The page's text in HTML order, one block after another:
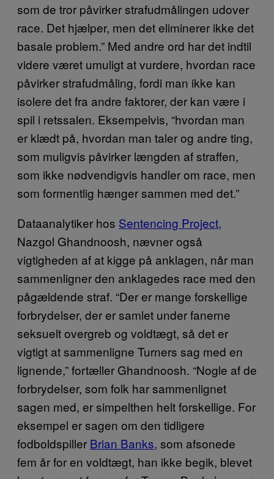
som de tror påvirker strafudmålingen udover
race. Det hjælper, men det eliminerer ikke det
basale problem.” Med andre ord har det indtil
videre været umuligt at vurdere, hvordan race
påvirker strafudmåling, fordi man ikke kan
isolere det fra andre faktorer, der kan være i
spil i retssalen. Eksempelvis, “hvordan man
er klædt på, hvordan man taler og andre ting,
som muligvis påvirker længden af straffen,
som ikke nødvendigvis handler om race, men
som formentlig hænger sammen med det.”
Dataanalytiker hos Sentencing Project,
Nazgol Ghandnoosh, nævner også
vigtigheden af at kigge på anklagen, når man
sammenligner den anklagedes race med den
pågældende straf. “Der er mange forskellige
forbrydelser, der er samlet under fanerne
seksuelt overgreb og voldtægt, så det er
vigtigt at sammenligne Turners sag med en
lignende,” fortæller Ghandnoosh. “Nogle af de
forbrydelser, som folk har sammenlignet
sagen med, er simpelthen helt forskellige. For
eksempel er sagen om den tidligere
fodboldspiller Brian Banks, som afsonede
fem år for en voldtægt, han ikke begik, blevet